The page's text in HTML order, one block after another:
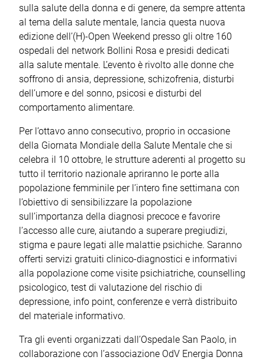
sulla salute della donna e di genere, da sempre attenta
al tema della salute mentale, lancia questa nuova
edizione dell’(H)-Open Weekend presso gli oltre 160
ospedali del network Bollini Rosa e presidi dedicati
alla salute mentale. L’evento è rivolto alle donne che
soffrono di ansia, depressione, schizofrenia, disturbi
dell’umore e del sonno, psicosi e disturbi del
comportamento alimentare.
Per l’ottavo anno consecutivo, proprio in occasione
della Giornata Mondiale della Salute Mentale che si
celebra il 10 ottobre, le strutture aderenti al progetto su
tutto il territorio nazionale apriranno le porte alla
popolazione femminile per l’intero fine settimana con
l’obiettivo di sensibilizzare la popolazione
sull’importanza della diagnosi precoce e favorire
l’accesso alle cure, aiutando a superare pregiudizi,
stigma e paure legati alle malattie psichiche. Saranno
offerti servizi gratuiti clinico-diagnostici e informativi
alla popolazione come visite psichiatriche, counselling
psicologico, test di valutazione del rischio di
depressione, info point, conferenze e verrà distribuito
del materiale informativo.
Tra gli eventi organizzati dall’Ospedale San Paolo, in
collaborazione con l’associazione OdV Energia Donna